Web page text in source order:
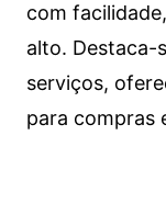
com
alto. Destaca-
serviços,
para compras